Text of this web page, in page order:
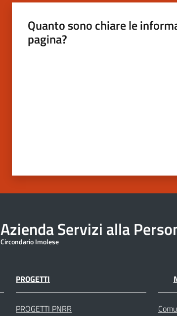
Quanto sono chiare le
pagina?
Azienda Servizi alla
Circondario Imolese
PROGETTI
PROGETTI PNRR